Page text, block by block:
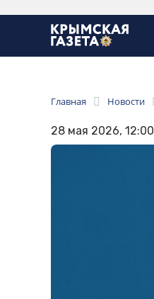
Главная Новости
28 мая 2026, 12:00